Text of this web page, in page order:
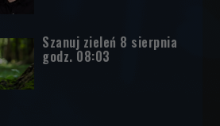
Szanuj zieleń 8 sierpnia
godz. 08:03